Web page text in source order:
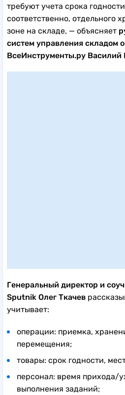
требуют учета срока
соответственно, отдельного
зоне на складе, — объясняет
систем управления складом
ВсеИнструменты.ру Василий
Генеральный директор и
Sputnik Олег Ткачев
учитывает:
операции: приемка,
перемещения;
товары: срок годности,
персонал: время прихода/
выполнения заданий;